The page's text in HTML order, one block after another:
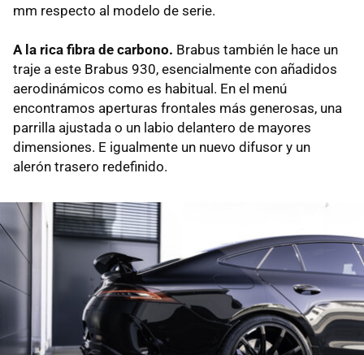
mm respecto al modelo de serie.
A la rica fibra de carbono. Brabus también le hace un
traje a este Brabus 930, esencialmente con añadidos
aerodinámicos como es habitual. En el menú
encontramos aperturas frontales más generosas, una
parrilla ajustada o un labio delantero de mayores
dimensiones. E igualmente un nuevo difusor y un
alerón trasero redefinido.